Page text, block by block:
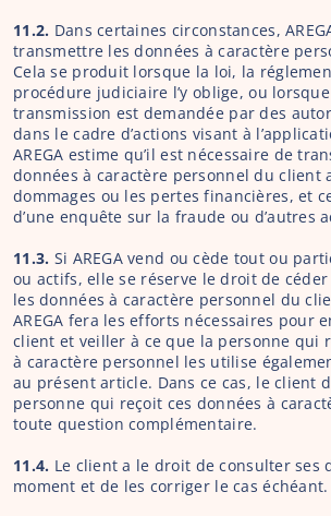
11.2. Dans certaines circonstances,
transmettre les données à caractère
Cela se produit lorsque la loi, la
procédure judiciaire l’y oblige, ou
transmission est demandée par des
dans le cadre d’actions visant à
AREGA estime qu’il est nécessaire de
données à caractère personnel du client
dommages ou les pertes financières, et
d’une enquête sur la fraude ou d’autres
11.3. Si AREGA vend ou cède tout ou
ou actifs, elle se réserve le droit de
les données à caractère personnel du
AREGA fera les efforts nécessaires pour
client et veiller à ce que la personne qui
à caractère personnel les utilise
au présent article. Dans ce cas, le client
personne qui reçoit ces données à
toute question complémentaire.
11.4. Le client a le droit de consulter ses
moment et de les corriger le cas échéant.